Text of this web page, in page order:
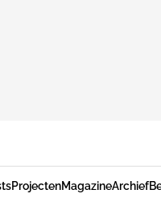
ProjectenMagazineArchief